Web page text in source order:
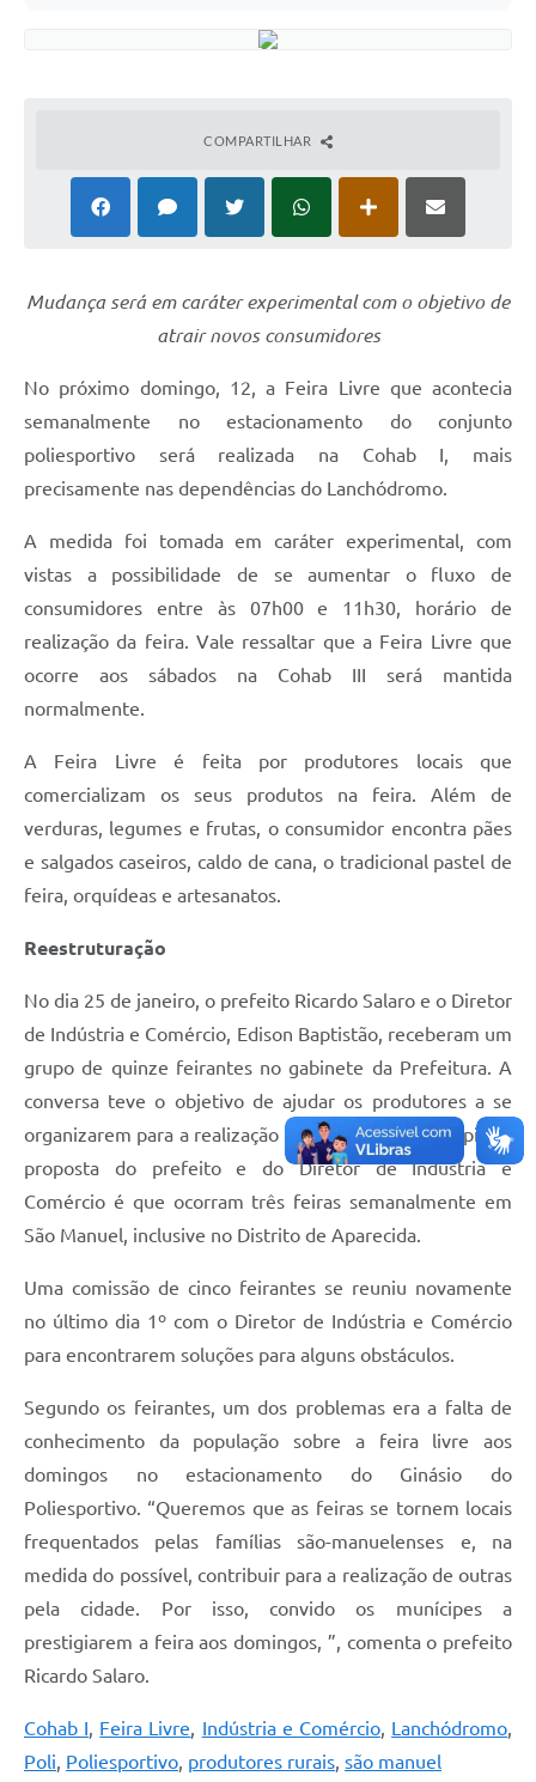
COMPARTILHAR
Mudança será em caráter experimental com o objetivo de
atrair novos consumidores
No próximo domingo, 12, a Feira Livre que acontecia
semanalmente no estacionamento do conjunto
poliesportivo será realizada na Cohab I, mais
precisamente nas dependências do Lanchódromo.
A medida foi tomada em caráter experimental, com
vistas a possibilidade de se aumentar o fluxo de
consumidores entre às 07h00 e 11h30, horário de
realização da feira. Vale ressaltar que a Feira Livre que
ocorre aos sábados na Cohab III será mantida
normalmente.
A Feira Livre é feita por produtores locais que
comercializam os seus produtos na feira. Além de
verduras, legumes e frutas, o consumidor encontra pães
e salgados caseiros, caldo de cana, o tradicional pastel de
feira, orquídeas e artesanatos.
Reestruturação
No dia 25 de janeiro, o prefeito Ricardo Salaro e o Diretor
de Indústria e Comércio, Edison Baptistão, receberam um
grupo de quinze feirantes no gabinete da Prefeitura. A
conversa teve o objetivo de ajudar os produtores a se
organizarem para a realização de feiras pelo município. A
proposta do prefeito e do Diretor de Indústria e
Comércio é que ocorram três feiras semanalmente em
São Manuel, inclusive no Distrito de Aparecida.
Uma comissão de cinco feirantes se reuniu novamente
no último dia 1º com o Diretor de Indústria e Comércio
para encontrarem soluções para alguns obstáculos.
Segundo os feirantes, um dos problemas era a falta de
conhecimento da população sobre a feira livre aos
domingos no estacionamento do Ginásio do
Poliesportivo. “Queremos que as feiras se tornem locais
frequentados pelas famílias são-manuelenses e, na
medida do possível, contribuir para a realização de outras
pela cidade. Por isso, convido os munícipes a
prestigiarem a feira aos domingos, ”, comenta o prefeito
Ricardo Salaro.
Cohab I, Feira Livre, Indústria e Comércio, Lanchódromo,
Poli, Poliesportivo, produtores rurais, são manuel